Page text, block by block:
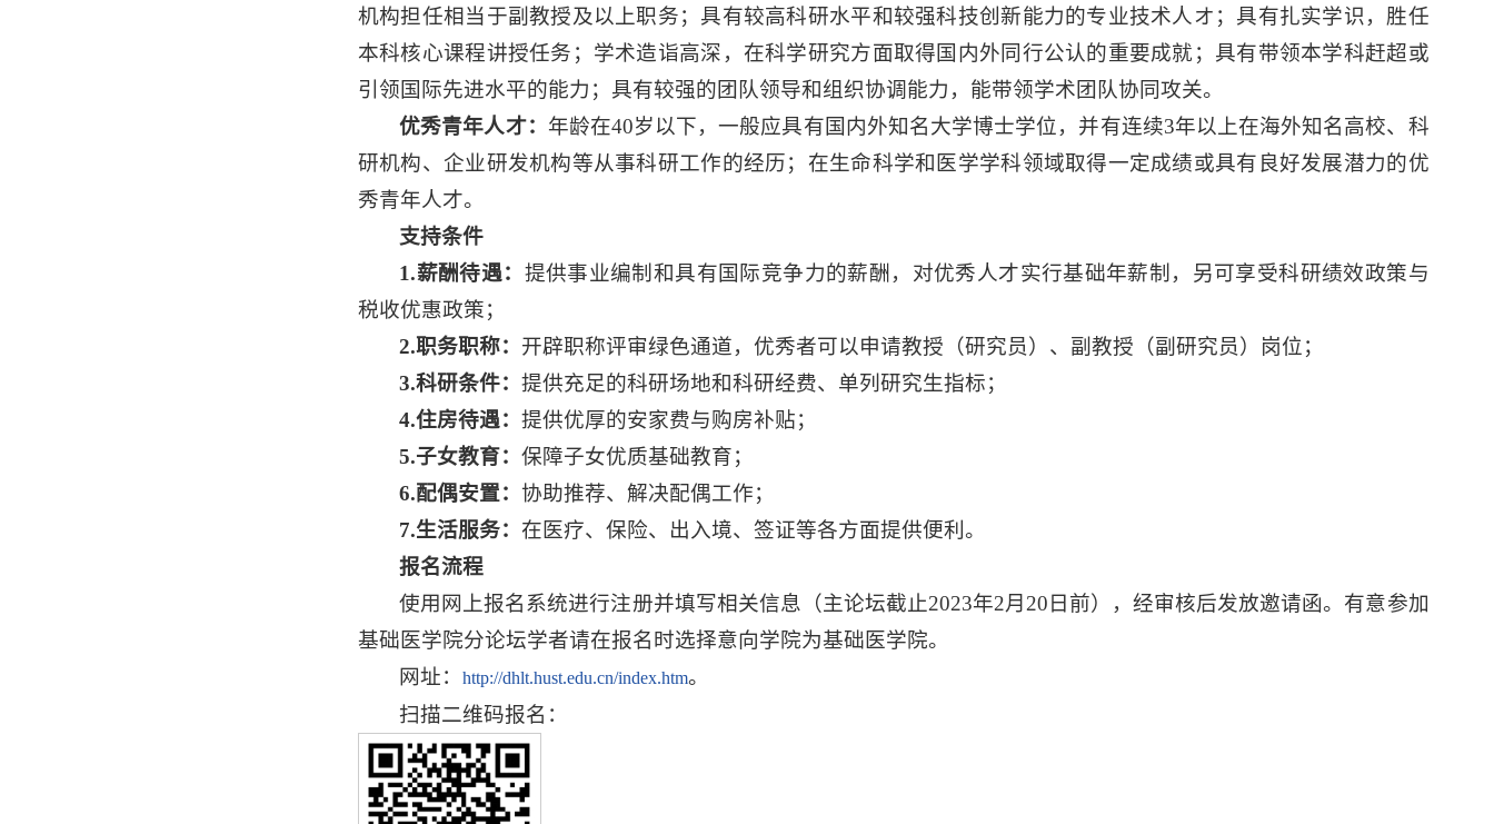
机构担任相当于副教授及以上职务；具有较高科研水平和较强科技创新能力的专业技术人オ；具有扎实学识，胜任
本科核心课程讲授任务；学术造诣高深，在科学研究方面取得国内外同行公认的重要成就；具有带领本学科赶超或
引领国际先进水平的能力；具有较强的团队领导和组织协调能力，能带领学术团队协同攻关。
优秀青年人才： 年龄在40岁以下，一般应具有国内外知名大学博士学位，并有连续3年以上在海外知名高校、科
研机构、企业研发机构等从事科研工作的经历；在生命科学和医学学科领域取得一定成绩或具有良好发展潜力的优
秀青年人才。
支持条件
1.薪酬待遇： 提供事业编制和具有国际竞争力的薪酬，对优秀人才实行基础年薪制，另可享受科研绩效政策与
税收优惠政策；
2.职务职称： 开辟职称评审绿色通道，优秀者可以申请教授（研究员）、副教授（副研究员）岗位；
3.科研条件：提供充足的科研场地和科研经费、单列研究生指标；
4.住房待遇：提供优厚的安家费与购房补贴；
5.子女教育：保障子女优质基础教育；
6.配偶安置：协助推荐、解决配偶工作；
7.生活服务：在医疗、保险、出入境、签证等各方面提供便利。
报名流程
使用网上报名系统进行注册并填写相关信息（主论坛截止2023年2月20日前），经审核后发放邀请函。有意参加
基础医学院分论坛学者请在报名时选择意向学院为基础医学院。
网址：http://dhlt.hust.edu.cn/index.htm。
扫描二维码报名：